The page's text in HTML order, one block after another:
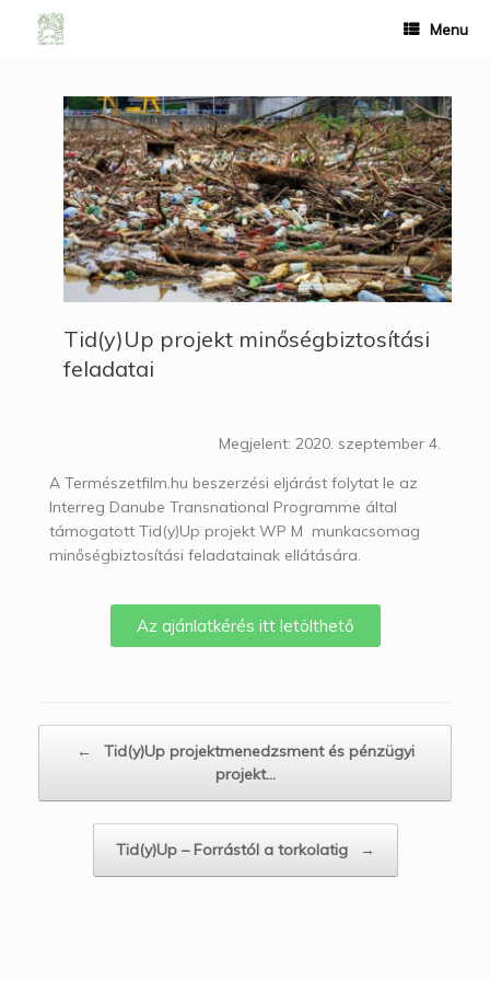
Menu
Tid(y)Up projekt minőségbiztosítási
feladatai
Megjelent: 2020. szeptember 4.
A Természetfilm.hu beszerzési eljárást folytat le az
Interreg Danube Transnational Programme által
támogatott Tid(y)Up projekt WP M munkacsomag
minőségbiztosítási feladatainak ellátására.
Az ajánlatkérés itt letölthető
←
Tid(y)Up projektmenedzsment és pénzügyi
projekt…
Tid(y)Up – Forrástól a torkolatig →